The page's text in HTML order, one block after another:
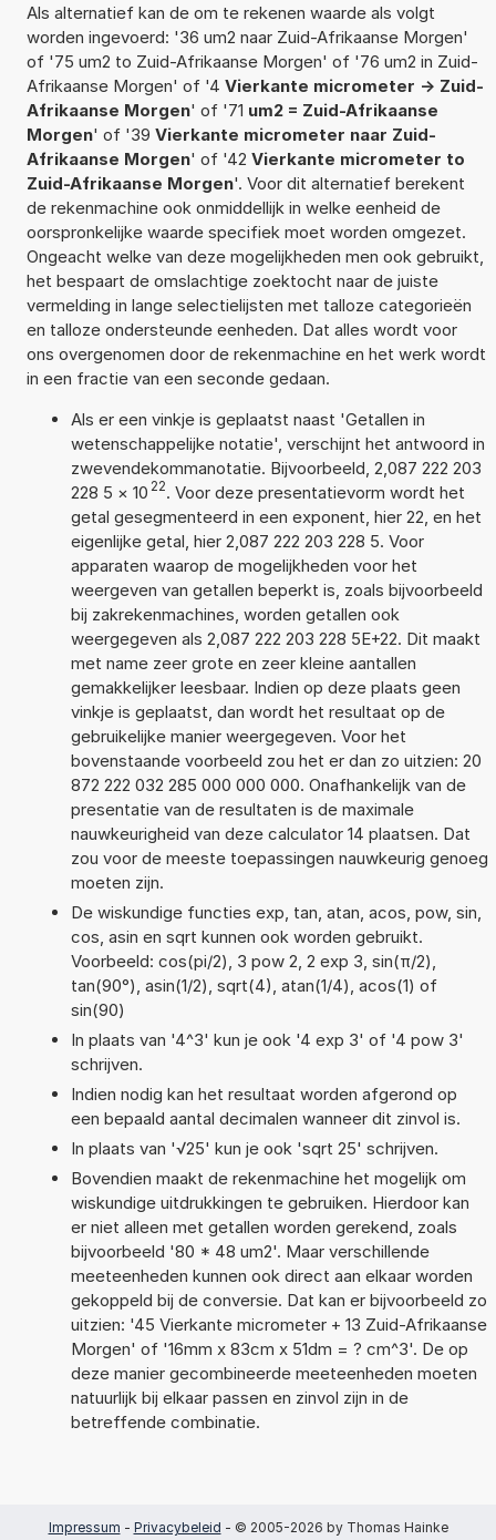
Als alternatief kan de om te rekenen waarde als volgt
worden ingevoerd: '36 um2 naar Zuid-Afrikaanse Morgen'
of '75 um2 to Zuid-Afrikaanse Morgen' of '76 um2 in Zuid-
Afrikaanse Morgen' of '4 Vierkante micrometer -> Zuid-
Afrikaanse Morgen' of '71 um2 = Zuid-Afrikaanse
Morgen' of '39 Vierkante micrometer naar Zuid-
Afrikaanse Morgen' of '42 Vierkante micrometer to
Zuid-Afrikaanse Morgen'. Voor dit alternatief berekent
de rekenmachine ook onmiddellijk in welke eenheid de
oorspronkelijke waarde specifiek moet worden omgezet.
Ongeacht welke van deze mogelijkheden men ook gebruikt,
het bespaart de omslachtige zoektocht naar de juiste
vermelding in lange selectielijsten met talloze categorieën
en talloze ondersteunde eenheden. Dat alles wordt voor
ons overgenomen door de rekenmachine en het werk wordt
in een fractie van een seconde gedaan.
Als er een vinkje is geplaatst naast 'Getallen in
wetenschappelijke notatie', verschijnt het antwoord in
zwevendekommanotatie. Bijvoorbeeld, 2,087 222 203
228 5 × 10 22. Voor deze presentatievorm wordt het
getal gesegmenteerd in een exponent, hier 22, en het
eigenlijke getal, hier 2,087 222 203 228 5. Voor
apparaten waarop de mogelijkheden voor het
weergeven van getallen beperkt is, zoals bijvoorbeeld
bij zakrekenmachines, worden getallen ook
weergegeven als 2,087 222 203 228 5E+22. Dit maakt
met name zeer grote en zeer kleine aantallen
gemakkelijker leesbaar. Indien op deze plaats geen
vinkje is geplaatst, dan wordt het resultaat op de
gebruikelijke manier weergegeven. Voor het
bovenstaande voorbeeld zou het er dan zo uitzien: 20
872 222 032 285 000 000 000. Onafhankelijk van de
presentatie van de resultaten is de maximale
nauwkeurigheid van deze calculator 14 plaatsen. Dat
zou voor de meeste toepassingen nauwkeurig genoeg
moeten zijn.
De wiskundige functies exp, tan, atan, acos, pow, sin,
cos, asin en sqrt kunnen ook worden gebruikt.
Voorbeeld: cos(pi/2), 3 pow 2, 2 exp 3, sin(π/2),
tan(90°), asin(1/2), sqrt(4), atan(1/4), acos(1) of
sin(90)
In plaats van '4^3' kun je ook '4 exp 3' of '4 pow 3'
schrijven.
Indien nodig kan het resultaat worden afgerond op
een bepaald aantal decimalen wanneer dit zinvol is.
In plaats van '√25' kun je ook 'sqrt 25' schrijven.
Bovendien maakt de rekenmachine het mogelijk om
wiskundige uitdrukkingen te gebruiken. Hierdoor kan
er niet alleen met getallen worden gerekend, zoals
bijvoorbeeld '80 * 48 um2'. Maar verschillende
meeteenheden kunnen ook direct aan elkaar worden
gekoppeld bij de conversie. Dat kan er bijvoorbeeld zo
uitzien: '45 Vierkante micrometer + 13 Zuid-Afrikaanse
Morgen' of '16mm x 83cm x 51dm = ? cm^3'. De op
deze manier gecombineerde meeteenheden moeten
natuurlijk bij elkaar passen en zinvol zijn in de
betreffende combinatie.
Impressum - Privacybeleid - © 2005-2026 by Thomas Hainke